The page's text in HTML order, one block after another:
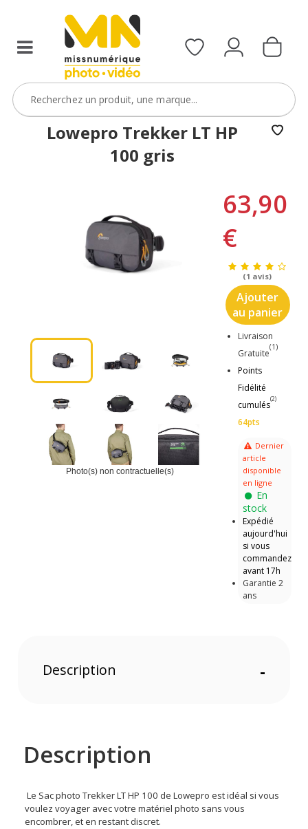
Lowepro Trekker LT HP
100 gris
Photo(s) non contractuelle(s)
63,90
€
(1 avis)
Ajouter
au panier
Livraison
Gratuite
(1)
Points
Fidélité
cumulés
(2)
64pts
Dernier
article
disponible
en ligne
En
stock
Expédié
aujourd'hui
si vous
commandez
avant 17h
Garantie 2
ans
Description -
Description
Le Sac photo Trekker LT HP 100 de Lowepro est idéal si vous
voulez voyager avec votre matériel photo sans vous
encombrer, et en restant discret.